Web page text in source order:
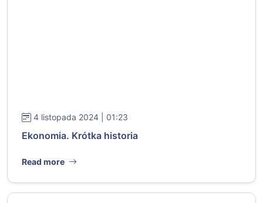
4 listopada 2024 | 01:23
Ekonomia. Krótka historia
Read more